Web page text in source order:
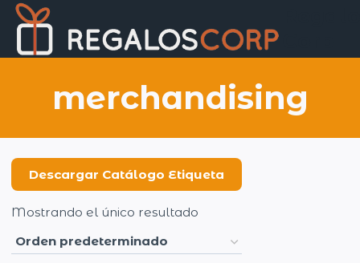
Saltar
contenido
merchandising
Descargar Catálogo Etiqueta
Mostrando el único resultado